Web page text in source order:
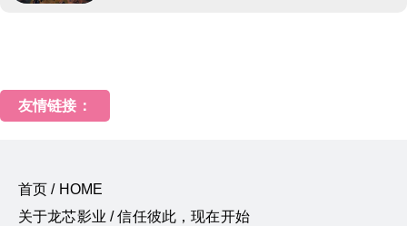
友情链接：
首页 / HOME
关于龙芯影业 / 信任彼此，现在开始